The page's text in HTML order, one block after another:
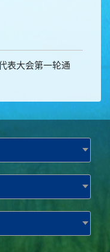
表大会第一轮通